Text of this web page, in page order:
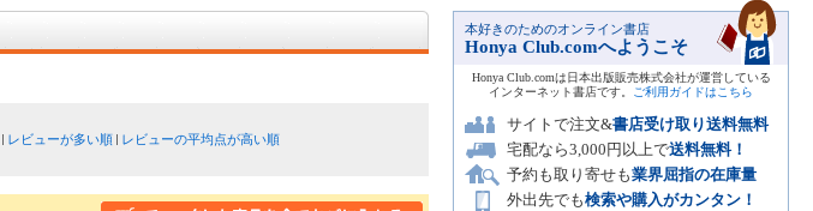
レビューが多い順
レビューの平均点が高い順
本好きのためのオンライン書店
Honya Club.comへようこそ
Honya Club.comは日本出版販売株式会社が運営している
インターネット書店です。
ご利用ガイドはこちら
サイトで注文&書店受け取り送料無料
宅配なら3,000円以上で送料無料！
予約も取り寄せも業界屈指の在庫量
外出先でも検索や購入がカンタン！